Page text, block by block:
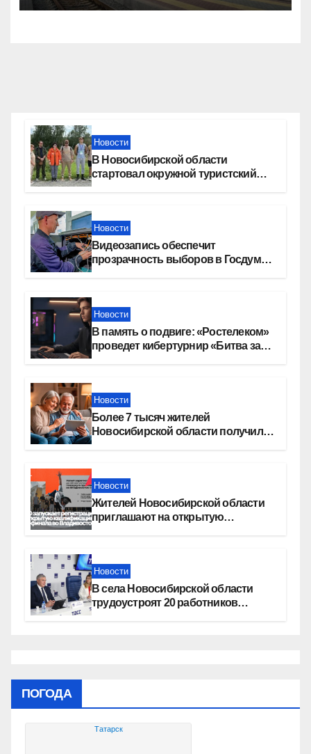
Новости
В Новосибирской области
стартовал окружной туристский
Новости
Видеозапись обеспечит
прозрачность выборов в Госдуму
Новости
В память о подвиге: «Ростелеком»
проведет кибертурнир «Битва за
Новости
Более 7 тысяч жителей
Новосибирской области получили
Новости
Жителей Новосибирской области
приглашают на открытую
Новости
В села Новосибирской области
трудоустроят 20 работников
ПОГОДА
Татарск